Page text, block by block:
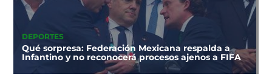
DEPORTES
Qué sorpresa: Federación Mexicana respalda a
Infantino y no reconocerá procesos ajenos a FIFA